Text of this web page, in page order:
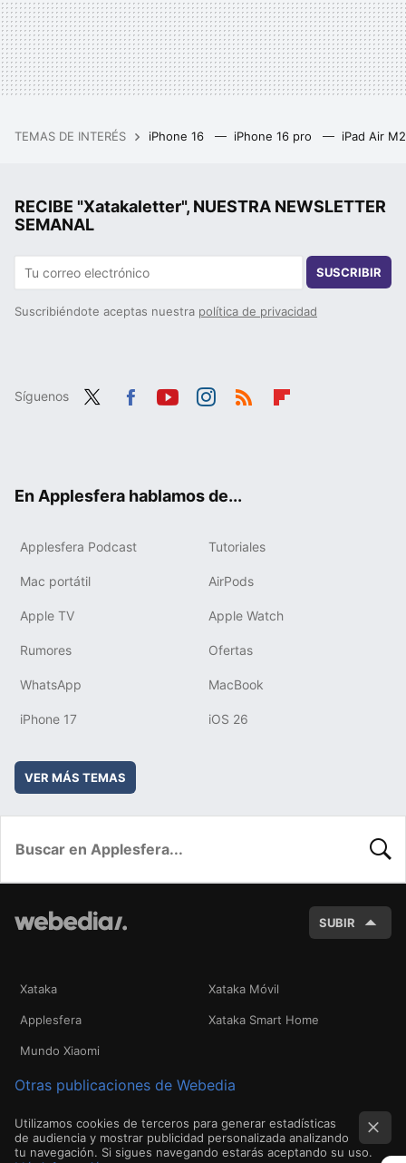
TEMAS DE INTERÉS iPhone 16 iPhone 16 pro iPad Air
RECIBE "Xatakaletter", NUESTRA NEWSLETTER
SEMANAL
SUSCRIBIR
Suscribiéndote aceptas nuestra política de privacidad
Síguenos
En Applesfera hablamos de...
Applesfera Podcast Tutoriales
Mac portátil AirPods
Apple TV Apple Watch
Rumores Ofertas
WhatsApp MacBook
iPhone 17 iOS 26
VER MÁS TEMAS
SUBIR
Xataka Xataka Móvil
Applesfera Xataka Smart Home
Mundo Xiaomi
Otras publicaciones de Webedia
Utilizamos cookies de terceros para generar estadísticas
de audiencia y mostrar publicidad personalizada analizando
tu navegación. Si sigues navegando estarás aceptando su uso.